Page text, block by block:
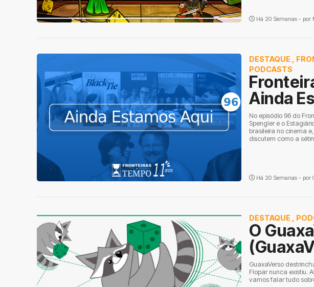
Há 20 Semanas - por
DESTAQUE
PODCASTS
Ainda
No episódio 96 do
Spengler e o
brasileira no cinema
discutem como a
Há 20 Semanas - por
DESTAQUE
O
GuaxaVerso
Flopar nunca existiu.
vamos falar tudo